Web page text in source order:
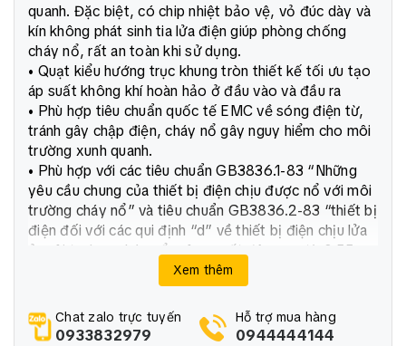
quanh. Đặc biệt, có chip nhiệt bảo vệ, vỏ đúc dày và
kín không phát sinh tia lửa điện giúp phòng chống
cháy nổ, rất an toàn khi sử dụng.
• Quạt kiểu hướng trục khung tròn thiết kế tối ưu tạo
áp suất không khí hoàn hảo ở đầu vào và đầu ra
• Phù hợp tiêu chuẩn quốc tế EMC về sóng điện từ,
tránh gây chập điện, cháy nổ gây nguy hiểm cho môi
trường xunh quanh.
• Phù hợp với các tiêu chuẩn GB3836.1-83 “Những
yêu cầu chung của thiết bị điện chịu được nổ với môi
trường cháy nổ” và tiêu chuẩn GB3836.2-83 “thiết bị
điện đối với các qui định “d” về thiết bị điện chịu lửa
ở môi trường cháy nổ, công suất động cơ từ 0,55-
• Quạt hút tròn chống cháy nổ Deton SBFB70-4 phù
hợp sử dụng để hút khí thải, hút mùi, cấp khí tươi,
thông gió ở những nơi có môi trường dễ gây ra sự cố
Xem thêm
Chat zalo trực tuyến
0933832979
Hỗ trợ mua hàng
0944444144